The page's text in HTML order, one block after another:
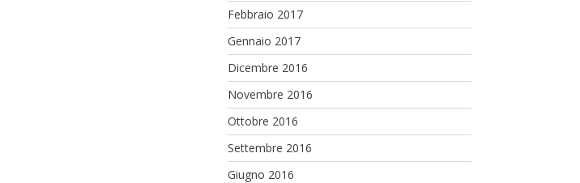
Febbraio 2017
Gennaio 2017
Dicembre 2016
Novembre 2016
Ottobre 2016
Settembre 2016
Giugno 2016